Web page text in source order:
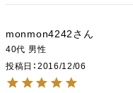
monmon4242
40代 男性
投稿日
2016/12/06